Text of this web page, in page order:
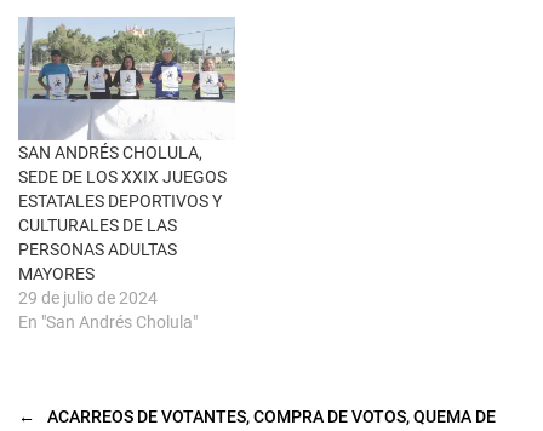
n
a
v
e
n
t
n
a
n
u
e
v
a
)
SAN ANDRÉS CHOLULA,
SEDE DE LOS XXIX JUEGOS
ESTATALES DEPORTIVOS Y
CULTURALES DE LAS
PERSONAS ADULTAS
MAYORES
29 de julio de 2024
En "San Andrés Cholula"
←
ACARREOS DE VOTANTES, COMPRA DE VOTOS, QUEMA DE